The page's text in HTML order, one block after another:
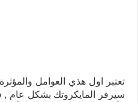
تعتبر اول هذي العوامل
سيرفر المايكروتك بشكل عام ,